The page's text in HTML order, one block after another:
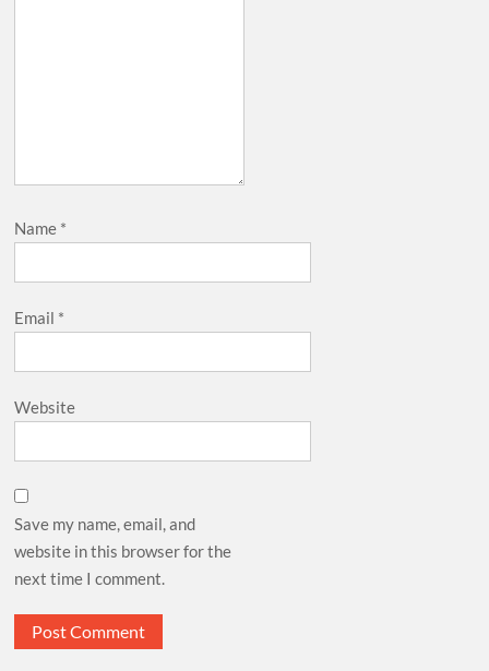
Name *
Email *
Website
Save my name, email, and
website in this browser for the
next time I comment.